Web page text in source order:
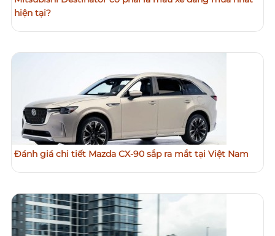
hiện tại?
Đánh giá chi tiết Mazda CX-90 sắp ra mắt tại Việt Nam